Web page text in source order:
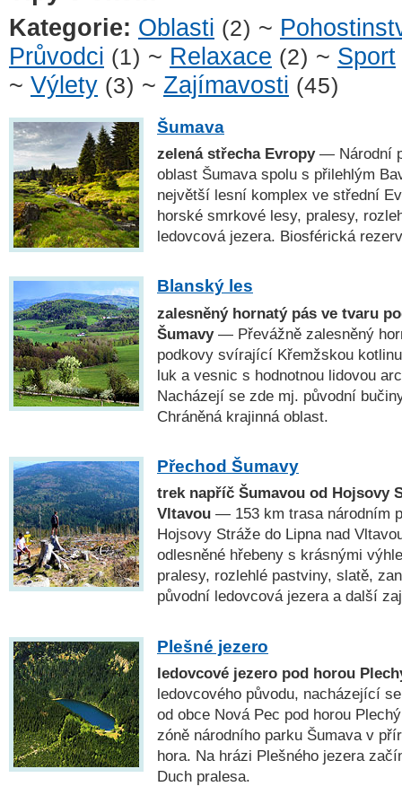
Kategorie: Oblasti (2) ~
Průvodci (1) ~ Relaxace (2) ~ Sport
~ Výlety (3) ~ Zajímavosti (45)
Šumava
zelená střecha Evropy— Národní
oblast Šumava spolu s přilehlým
největší lesní komplex ve střední
horské smrkové lesy, pralesy,
ledovcová jezera. Biosférická
Blanský les
zalesněný hornatý pás ve tvaru
Šumavy— Převážně zalesněný
podkovy svírající Křemžskou
luk a vesnic s hodnotnou lidovou
Nacházejí se zde mj. původní
Chráněná krajinná oblast.
Přechod Šumavy
trek napříč Šumavou od Hojsovy
Vltavou — 153 km trasa národním
Hojsovy Stráže do Lipna nad
odlesněné hřebeny s krásnými
pralesy, rozlehlé pastviny, slatě,
původní ledovcová jezera a další
Plešné jezero
ledovcové jezero pod horou
ledovcového původu, nacházející
od obce Nová Pec pod horou
zóně národního parku Šumava v
hora. Na hrázi Plešného jezera
Duch pralesa.